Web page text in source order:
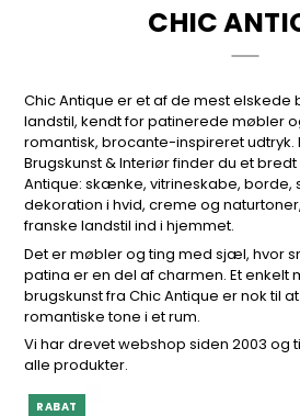
CHIC
Chic Antique er et af de mest elskede
landstil, kendt for patinerede møbler
romantisk, brocante-inspireret udtryk.
Brugskunst & Interiør finder du et
Antique: skænke, vitrineskabe, borde,
dekoration i hvid, creme og
franske landstil ind i hjemmet.
Det er møbler og ting med sjæl, hvor
patina er en del af charmen. Et enkelt
brugskunst fra Chic Antique er nok til
romantiske tone i et rum.
Vi har drevet webshop siden 2003 og
alle produkter.
RABAT